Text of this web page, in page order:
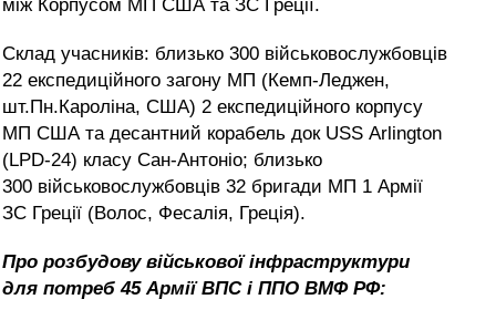
між Корпусом МП США та ЗС Греції.
Склад учасників: близько 300 військовослужбовців
22 експедиційного загону МП (Кемп-Леджен,
шт.Пн.Кароліна, США) 2 експедиційного корпусу
МП США та десантний корабель док USS Arlington
(LPD-24) класу Сан-Антоніо; близько
300 військовослужбовців 32 бригади МП 1 Армії
ЗС Греції (Волос, Фесалія, Греція).
Про розбудову військової інфраструктури
для потреб 45 Армії ВПС і ППО ВМФ РФ: